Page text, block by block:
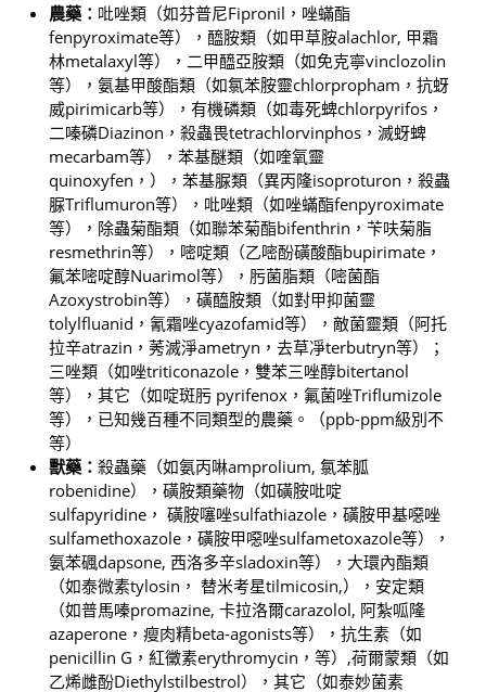
農藥： 吡唑類（如芬普尼Fipronil，唑蟎酯
fenpyroximate等），醯胺類（如甲草胺alachlor, 甲霜
林metalaxyl等），二甲醯亞胺類（如免克寧vinclozolin
等），氨基甲酸酯類（如氯苯胺靈chlorpropham，抗蚜
威pirimicarb等），有機磷類（如毒死蜱chlorpyrifos，
二嗪磷Diazinon，殺蟲畏tetrachlorvinphos，滅蚜蜱
mecarbam等），苯基醚類（如喹氧靈
quinoxyfen，），苯基脲類（異丙隆isoproturon，殺蟲
脲Triflumuron等），吡唑類（如唑蟎酯fenpyroximate
等），除蟲菊酯類（如聯苯菊酯bifenthrin，苄呋菊脂
resmethrin等），嘧啶類（乙嘧酚磺酸酯bupirimate，
氟苯嘧啶醇Nuarimol等），肟菌脂類（嘧菌酯
Azoxystrobin等），磺醯胺類（如對甲抑菌靈
tolylfluanid，氰霜唑cyazofamid等），敵菌靈類（阿托
拉辛atrazin，莠滅淨ametryn，去草凈terbutryn等）；
三唑類（如唑triticonazole，雙苯三唑醇bitertanol
等），其它（如啶斑肟 pyrifenox，氟菌唑Triflumizole
等），已知幾百種不同類型的農藥。（ppb-ppm級別不
等）
獸藥： 殺蟲藥（如氨丙啉amprolium, 氯苯胍
robenidine），磺胺類藥物（如磺胺吡啶
sulfapyridine， 磺胺噻唑sulfathiazole，磺胺甲基噁唑
sulfamethoxazole，磺胺甲噁唑sulfametoxazole等），
氨苯碸dapsone, 西洛多辛sladoxin等），大環內酯類
（如泰微素tylosin， 替米考星tilmicosin,），安定類
（如普馬嗪promazine, 卡拉洛爾carazolol, 阿紮呱隆
azaperone，瘦肉精beta-agonists等），抗生素（如
penicillin G，紅黴素erythromycin，等）,荷爾蒙類（如
乙烯雌酚Diethylstilbestrol），其它（如泰妙菌素